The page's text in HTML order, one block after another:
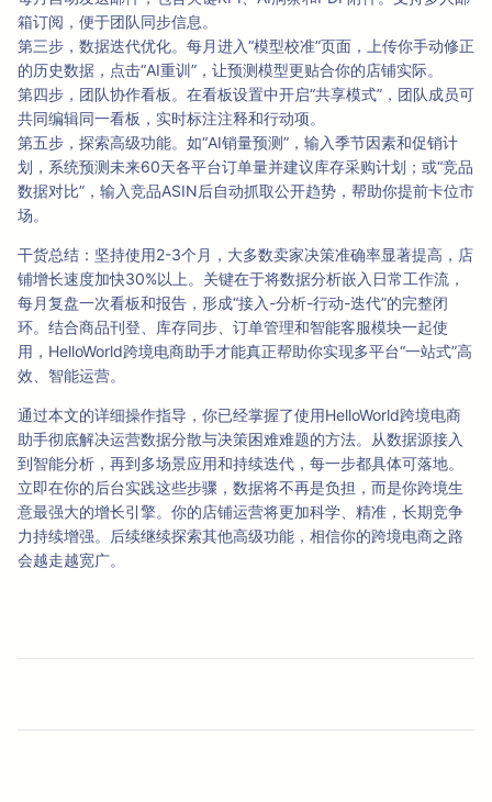
箱订阅，便于团队同步信息。
第三步，数据迭代优化。每月进入“模型校准”页面，上传你手动修正
的历史数据，点击“AI重训”，让预测模型更贴合你的店铺实际。
第四步，团队协作看板。在看板设置中开启“共享模式”，团队成员可
共同编辑同一看板，实时标注注释和行动项。
第五步，探索高级功能。如“AI销量预测”，输入季节因素和促销计
划，系统预测未来60天各平台订单量并建议库存采购计划；或“竞品
数据对比”，输入竞品ASIN后自动抓取公开趋势，帮助你提前卡位市
场。
干货总结：坚持使用2-3个月，大多数卖家决策准确率显著提高，店
铺增长速度加快30%以上。关键在于将数据分析嵌入日常工作流，
每月复盘一次看板和报告，形成“接入-分析-行动-迭代”的完整闭
环。结合商品刊登、库存同步、订单管理和智能客服模块一起使
用，HelloWorld跨境电商助手才能真正帮助你实现多平台“一站式”高
效、智能运营。
通过本文的详细操作指导，你已经掌握了使用HelloWorld跨境电商
助手彻底解决运营数据分散与决策困难难题的方法。从数据源接入
到智能分析，再到多场景应用和持续迭代，每一步都具体可落地。
立即在你的后台实践这些步骤，数据将不再是负担，而是你跨境生
意最强大的增长引擎。你的店铺运营将更加科学、精准，长期竞争
力持续增强。后续继续探索其他高级功能，相信你的跨境电商之路
会越走越宽广。